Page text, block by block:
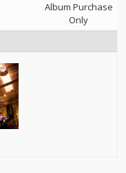
Album Purchase
Only